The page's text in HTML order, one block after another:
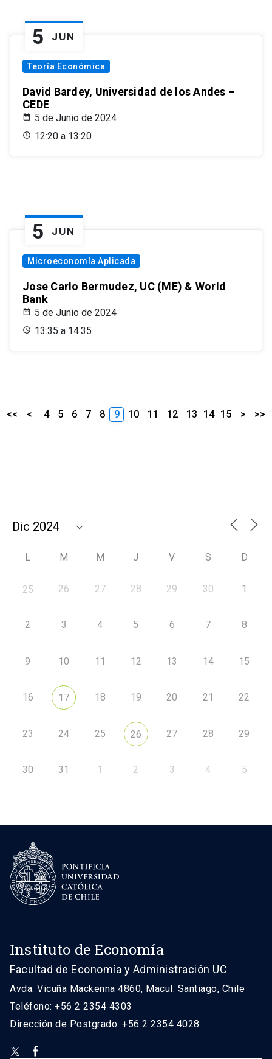
5 JUN
Teoría Económica
David Bardey, Universidad de los Andes –
CEDE
5 de Junio de 2024
12:20 a 13:20
5 JUN
Microeconomía Aplicada
Jose Carlo Bermudez, UC (ME) & World
Bank
5 de Junio de 2024
13:35 a 14:35
<< < 4 5 6 7 8 9 10 11 12 13 14 15 > >>
L M M J V S D
25 26 27 28 29 30 1
2 3 4 5 6 7 8
9 10 11 12 13 14 15
16 17 18 19 20 21 22
23 24 25 26 27 28 29
30 31 1 2 3 4 5
Instituto de Economía
Facultad de Economía y Administración UC
Avda. Vicuña Mackenna 4860, Macul. Santiago, Chile
Teléfono: +56 2 2354 4303
Dirección de Postgrado: +56 2 2354 4028